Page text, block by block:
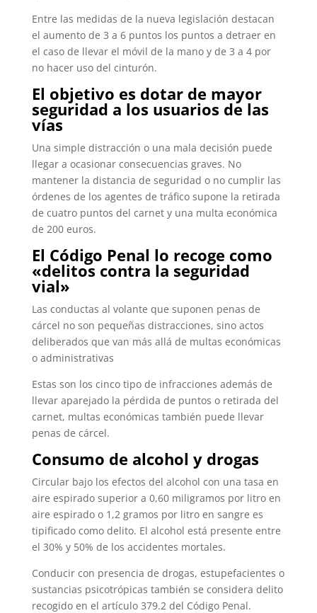
Entre las medidas de la nueva legislación destacan
el aumento de 3 a 6 puntos los puntos a detraer en
el caso de llevar el móvil de la mano y de 3 a 4 por
no hacer uso del cinturón.
El objetivo es dotar de mayor
seguridad a los usuarios de las
vías
Una simple distracción o una mala decisión puede
llegar a ocasionar consecuencias graves. No
mantener la distancia de seguridad o no cumplir las
órdenes de los agentes de tráfico supone la retirada
de cuatro puntos del carnet y una multa económica
de 200 euros.
El Código Penal lo recoge como
«delitos contra la seguridad
vial»
Las conductas al volante que suponen penas de
cárcel no son pequeñas distracciones, sino actos
deliberados que van más allá de multas económicas
o administrativas
Estas son los cinco tipo de infracciones además de
llevar aparejado la pérdida de puntos o retirada del
carnet, multas económicas también puede llevar
penas de cárcel.
Consumo de alcohol y drogas
Circular bajo los efectos del alcohol con una tasa en
aire espirado superior a 0,60 miligramos por litro en
aire espirado o 1,2 gramos por litro en sangre es
tipificado como delito. El alcohol está presente entre
el 30% y 50% de los accidentes mortales.
Conducir con presencia de drogas, estupefacientes o
sustancias psicotrópicas también se considera delito
recogido en el artículo 379.2 del Código Penal.